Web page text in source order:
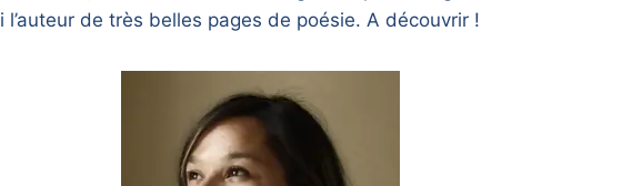
l’auteur de très belles pages de poésie. A découvrir !